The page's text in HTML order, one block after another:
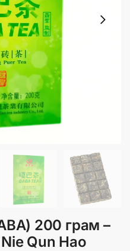
200 грам –
Qun Hao